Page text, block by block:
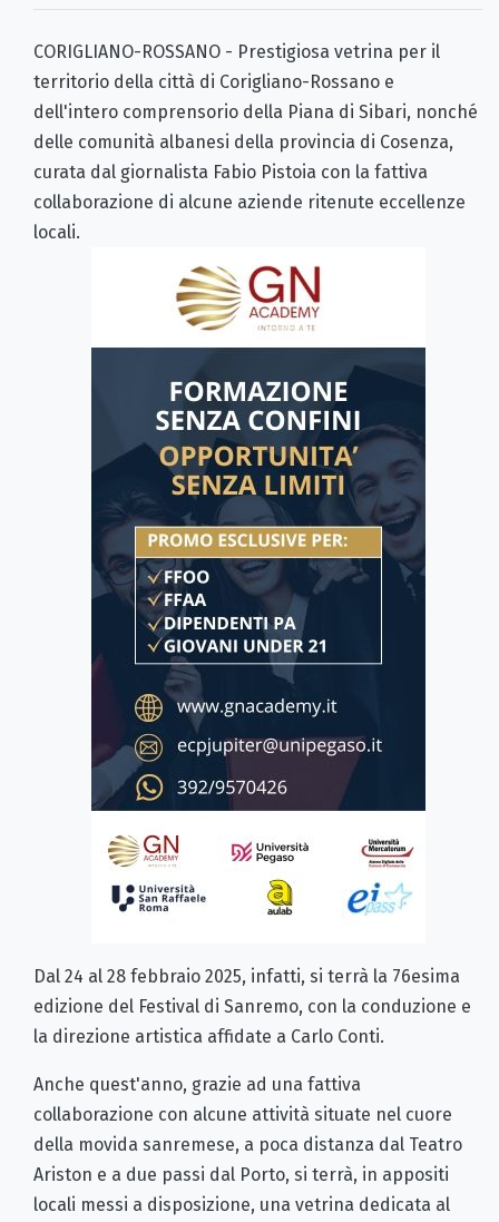
CORIGLIANO-ROSSANO - Prestigiosa vetrina per il
territorio della città di Corigliano-Rossano e
dell'intero comprensorio della Piana di Sibari, nonché
delle comunità albanesi della provincia di Cosenza,
curata dal giornalista Fabio Pistoia con la fattiva
collaborazione di alcune aziende ritenute eccellenze
locali.
Dal 24 al 28 febbraio 2025, infatti, si terrà la 76esima
edizione del Festival di Sanremo, con la conduzione e
la direzione artistica affidate a Carlo Conti.
Anche quest'anno, grazie ad una fattiva
collaborazione con alcune attività situate nel cuore
della movida sanremese, a poca distanza dal Teatro
Ariston e a due passi dal Porto, si terrà, in appositi
locali messi a disposizione, una vetrina dedicata al